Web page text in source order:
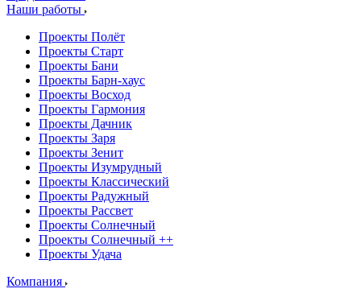
Наши работы
Проекты Полёт
Проекты Старт
Проекты Бани
Проекты Барн-хаус
Проекты Восход
Проекты Гармония
Проекты Дачник
Проекты Заря
Проекты Зенит
Проекты Изумрудный
Проекты Классический
Проекты Радужный
Проекты Рассвет
Проекты Солнечный
Проекты Солнечный ++
Проекты Удача
Компания